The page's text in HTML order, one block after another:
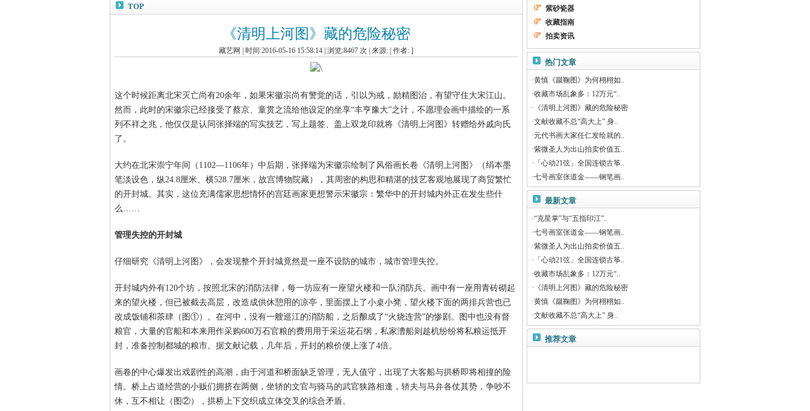
TOP
《清明上河图》藏的危险秘密
藏艺网 | 时间:2016-05-16 15:58:14 | 浏览:8467 次 | 来源: | 作者: ]
这个时候距离北宋灭亡尚有20余年，如果宋徽宗尚有警觉的话，引以为戒，励精图治，有望守住大宋江山。
然而，此时的宋徽宗已经接受了蔡京、童贯之流给他设定的坐享“丰亨豫大”之计，不愿理会画中描绘的一系
列不祥之兆，他仅仅是认同张择端的写实技艺，写上题签、盖上双龙印就将《清明上河图》转赠给外戚向氏
了。
大约在北宋崇宁年间（1102—1106年）中后期，张择端为宋徽宗绘制了风俗画长卷《清明上河图》（绢本墨
笔淡设色，纵24.8厘米、横528.7厘米，故宫博物院藏），其周密的构思和精湛的技艺客观地展现了商贸繁忙
的开封城。其实，这位充满儒家思想情怀的宫廷画家更想警示宋徽宗：繁华中的开封城内外正在发生些什
么……
管理失控的开封城
仔细研究《清明上河图》，会发现整个开封城竟然是一座不设防的城市，城市管理失控。
开封城内外有120个坊，按照北宋的消防法律，每一坊应有一座望火楼和一队消防兵。画中有一座用青砖砌起
来的望火楼，但已被截去高层，改造成供休憩用的凉亭，里面摆上了小桌小凳，望火楼下面的两排兵营也已
改成饭铺和茶肆（图①）。在河中，没有一艘巡江的消防船，之后酿成了“火烧连营”的惨剧。图中也没有督
粮官，大量的官船和本来用作采购600万石官粮的费用用于采运花石纲，私家漕船则趁机纷纷将私粮运抵开
封，准备控制都城的粮市。据文献记载，几年后，开封的粮价便上涨了4倍。
画卷的中心爆发出戏剧性的高潮，由于河道和桥面缺乏管理，无人值守，出现了大客船与拱桥即将相撞的险
情。桥上占道经营的小贩们拥挤在两侧，坐轿的文官与骑马的武官狭路相逢，轿夫与马弁各仗其势，争吵不
休，互不相让（图②），拱桥上下交织成立体交叉的综合矛盾。
紫砂瓷器
收藏指南
拍卖资讯
热门文章
·黄慎《蹴鞠图》为何栩栩如..
·收藏市场乱象多：12万元“..
· 《清明上河图》藏的危险秘密
·文献收藏不总“高大上” 身..
·元代书画大家任仁发绘就的..
·紫微圣人为出山拍卖价值五..
· 「心动21弦」全国连锁古筝..
·七号画室张道金——钢笔画..
最新文章
·“克星掌”与“五指印江”..
·七号画室张道金——钢笔画..
·紫微圣人为出山拍卖价值五..
· 「心动21弦」全国连锁古筝..
·收藏市场乱象多：12万元“..
· 《清明上河图》藏的危险秘密
·黄慎《蹴鞠图》为何栩栩如..
·文献收藏不总“高大上” 身..
推荐文章